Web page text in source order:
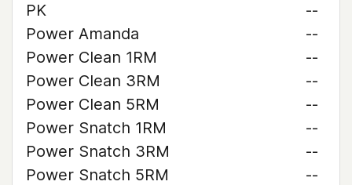
PK
--
Power Amanda
--
Power Clean 1RM
--
Power Clean 3RM
--
Power Clean 5RM
--
Power Snatch 1RM
--
Power Snatch 3RM
--
Power Snatch 5RM
--